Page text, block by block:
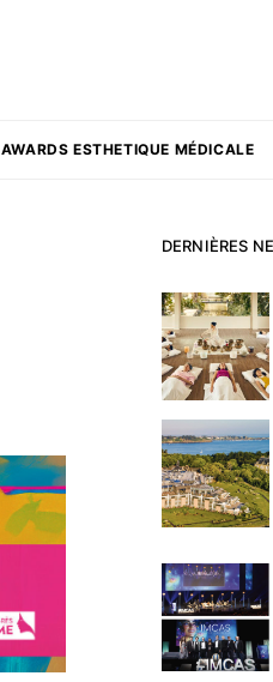
AWARDS ESTHETIQUE MÉDICALE
DERNIÈRES